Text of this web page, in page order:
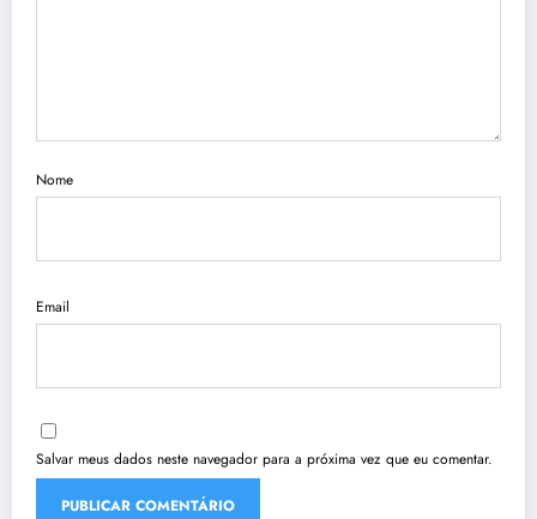
Nome
Email
Salvar meus dados neste navegador para a próxima vez que eu comentar.